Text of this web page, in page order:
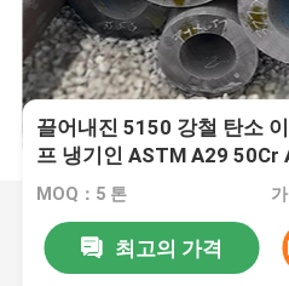
끌어내진 5150 강철 탄소
프 냉기인 ASTM A29 50Cr
MOQ：5 톤
최고의 가격